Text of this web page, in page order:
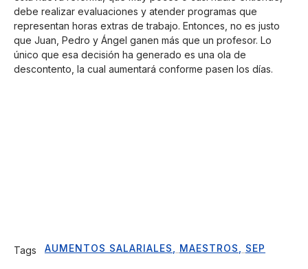
debe realizar evaluaciones y atender programas que
representan horas extras de trabajo. Entonces, no es justo
que Juan, Pedro y Ángel ganen más que un profesor. Lo
único que esa decisión ha generado es una ola de
descontento, la cual aumentará conforme pasen los días.
Tags AUMENTOS SALARIALES MAESTROS SEP